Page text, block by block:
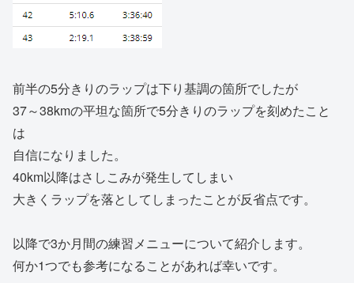
前半の5分きりのラップは下り基調の箇所でしたが
37～38kmの平坦な箇所で5分きりのラップを刻めたこと
は
自信になりました。
40km以降はさしこみが発生してしまい
大きくラップを落としてしまったことが反省点です。
以降で3か月間の練習メニューについて紹介します。
何か1つでも参考になることがあれば幸いです。